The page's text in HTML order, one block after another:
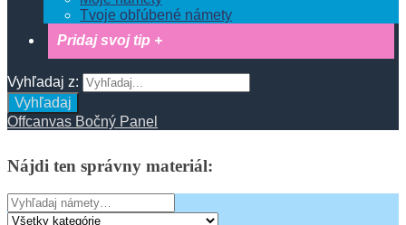
Tvoje obľúbené námety
Pridaj svoj tip +
Vyhľadaj z:
Vyhľadaj
Offcanvas Bočný Panel
Nájdi ten správny materiál:
Search
for: